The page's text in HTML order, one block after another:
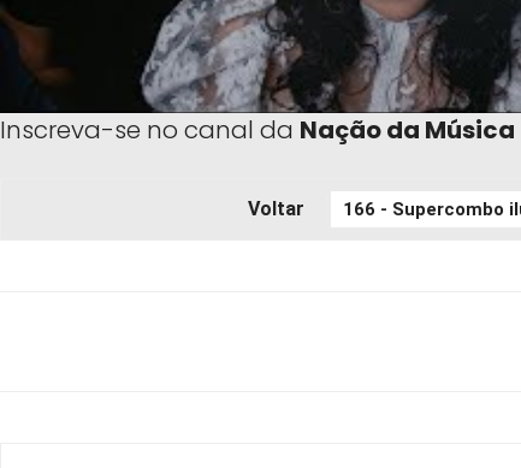
Inscreva-se no canal da Nação da Música
Voltar